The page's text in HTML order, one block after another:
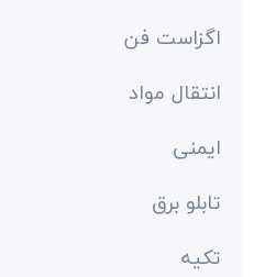
اگزاست فن
انتقال مواد
ایمنی
تابلو برق
تکیه